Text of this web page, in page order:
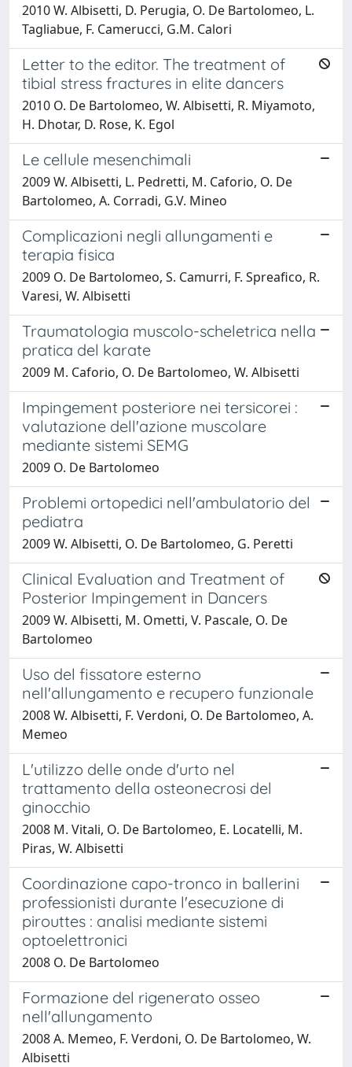
2010 W. Albisetti, D. Perugia, O. De Bartolomeo, L.
Tagliabue, F. Camerucci, G.M. Calori
Letter to the editor. The treatment of
tibial stress fractures in elite dancers
2010 O. De Bartolomeo, W. Albisetti, R. Miyamoto,
H. Dhotar, D. Rose, K. Egol
Le cellule mesenchimali
2009 W. Albisetti, L. Pedretti, M. Caforio, O. De
Bartolomeo, A. Corradi, G.V. Mineo
Complicazioni negli allungamenti e
terapia fisica
2009 O. De Bartolomeo, S. Camurri, F. Spreafico, R.
Varesi, W. Albisetti
Traumatologia muscolo-scheletrica nella
pratica del karate
2009 M. Caforio, O. De Bartolomeo, W. Albisetti
Impingement posteriore nei tersicorei :
valutazione dell'azione muscolare
mediante sistemi SEMG
2009 O. De Bartolomeo
Problemi ortopedici nell'ambulatorio del
pediatra
2009 W. Albisetti, O. De Bartolomeo, G. Peretti
Clinical Evaluation and Treatment of
Posterior Impingement in Dancers
2009 W. Albisetti, M. Ometti, V. Pascale, O. De
Bartolomeo
Uso del fissatore esterno
nell'allungamento e recupero funzionale
2008 W. Albisetti, F. Verdoni, O. De Bartolomeo, A.
Memeo
L'utilizzo delle onde d'urto nel
trattamento della osteonecrosi del
ginocchio
2008 M. Vitali, O. De Bartolomeo, E. Locatelli, M.
Piras, W. Albisetti
Coordinazione capo-tronco in ballerini
professionisti durante l'esecuzione di
pirouttes : analisi mediante sistemi
optoelettronici
2008 O. De Bartolomeo
Formazione del rigenerato osseo
nell'allungamento
2008 A. Memeo, F. Verdoni, O. De Bartolomeo, W.
Albisetti